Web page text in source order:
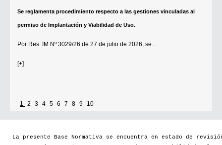
Se reglamenta procedimiento respecto a las gestiones vinculadas al
permiso de Implantación y Viabilidad de Uso.
Por Res. IM Nº 3029/26 de 27 de julio de 2026, se...
[+]
1 2 3 4 5 6 7 8 9 10
La presente Base Normativa se encuentra en estado de